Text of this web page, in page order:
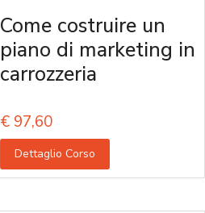
Come costruire un
piano di marketing in
carrozzeria
€ 97,60
Dettaglio Corso